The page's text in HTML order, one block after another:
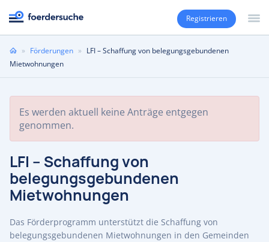
Registrieren
Sie
sind
» Förderungen » LFI – Schaffung von belegungsgebundenen
Mietwohnungen
Es werden aktuell keine Anträge entgegen
genommen.
LFI – Schaffung von
belegungsgebundenen
Mietwohnungen
Das Förderprogramm unterstützt die Schaffung von
belegungsgebundenen Mietwohnungen in den Gemeinden